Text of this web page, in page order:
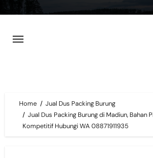
content
Home
Jual Dus Packing Burung
Jual Dus Packing Burung di Madiun, Bahan
Kompetitif Hubungi WA 08871911935